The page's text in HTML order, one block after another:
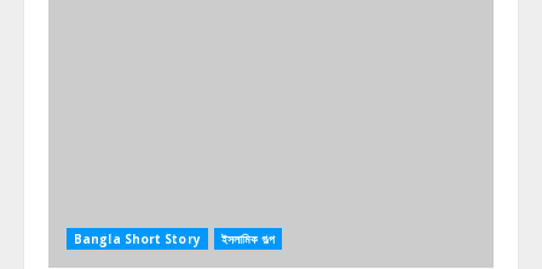
Bangla Short Story ইসলামিক গল্প